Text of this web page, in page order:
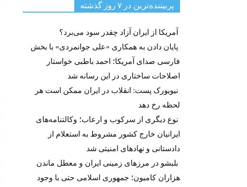
پربیننده‌ترین‌ در ۷ روز گذشته
آمریکا از ایران آزاد چقدر سود می‌برد؟
پایان دادن به همکاری «علی جوانمردی» با بخش
فارسی صدای آمریکا؛ احمد باطبی خواستار
اصلاحات ساختاری در این رسانه شد
نیویورک پست: انقلاب در ایران ممکن است هر
لحظه رخ دهد
نوع دیگری از سرکوب و ارعاب؛ وکالتنامه‌های
ایرانیان خارج کشور مشروط به استعلام از
دادستانی و نهادهای امنیتی شد
بلبشو در مرزهای زمینی ایران و معطل ماندن
هزاران کامیون؛ جمهوری اسلامی حتی با وجود